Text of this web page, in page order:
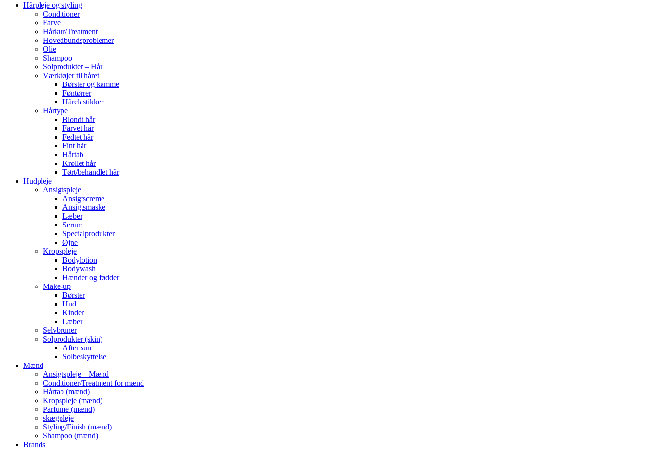
Hårpleje og styling
Conditioner
Farve
Hårkur/Treatment
Hovedbundsproblemer
Olie
Shampoo
Solprodukter – Hår
Værktøjer til håret
Børster og kamme
Føntørrer
Hårelastikker
Hårtype
Blondt hår
Farvet hår
Fedtet hår
Fint hår
Hårtab
Krøllet hår
Tørt/behandlet hår
Hudpleje
Ansigtspleje
Ansigtscreme
Ansigtsmaske
Læber
Serum
Specialprodukter
Øjne
Kropspleje
Bodylotion
Bodywash
Hænder og fødder
Make-up
Børster
Hud
Kinder
Læber
Selvbruner
Solprodukter (skin)
After sun
Solbeskyttelse
Mænd
Ansigtspleje – Mænd
Conditioner/Treatment for mænd
Hårtab (mænd)
Kropspleje (mænd)
Parfume (mænd)
skægpleje
Styling/Finish (mænd)
Shampoo (mænd)
Brands